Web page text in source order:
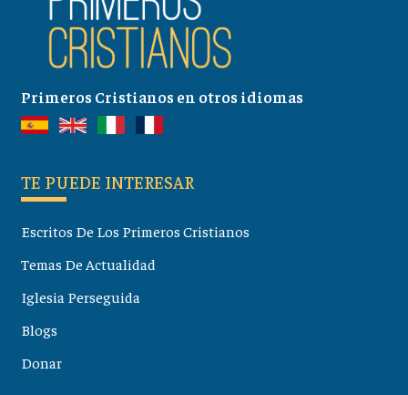
Primeros Cristianos en otros idiomas
TE PUEDE INTERESAR
Escritos De Los Primeros Cristianos
Temas De Actualidad
Iglesia Perseguida
Blogs
Donar